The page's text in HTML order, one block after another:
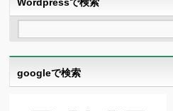
Wordpressで検索
googleで検索